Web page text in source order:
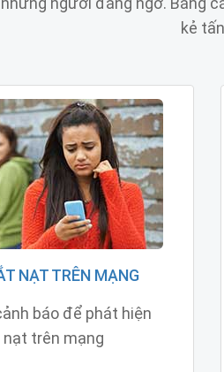
kẻ
NẠT TRÊN MẠNG
báo để phát hiện
nạt trên mạng